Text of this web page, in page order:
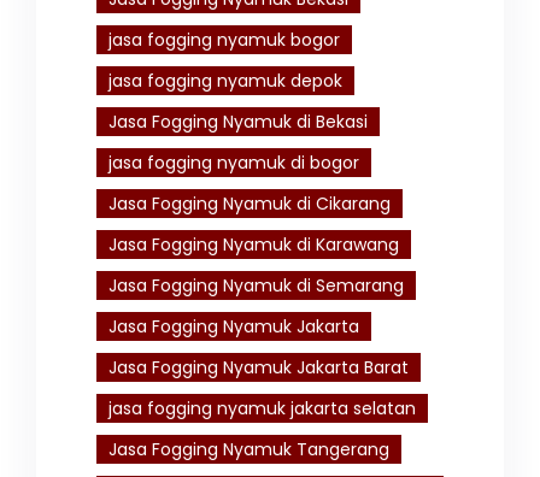
jasa fogging nyamuk bogor
jasa fogging nyamuk depok
Jasa Fogging Nyamuk di Bekasi
jasa fogging nyamuk di bogor
Jasa Fogging Nyamuk di Cikarang
Jasa Fogging Nyamuk di Karawang
Jasa Fogging Nyamuk di Semarang
Jasa Fogging Nyamuk Jakarta
Jasa Fogging Nyamuk Jakarta Barat
jasa fogging nyamuk jakarta selatan
Jasa Fogging Nyamuk Tangerang